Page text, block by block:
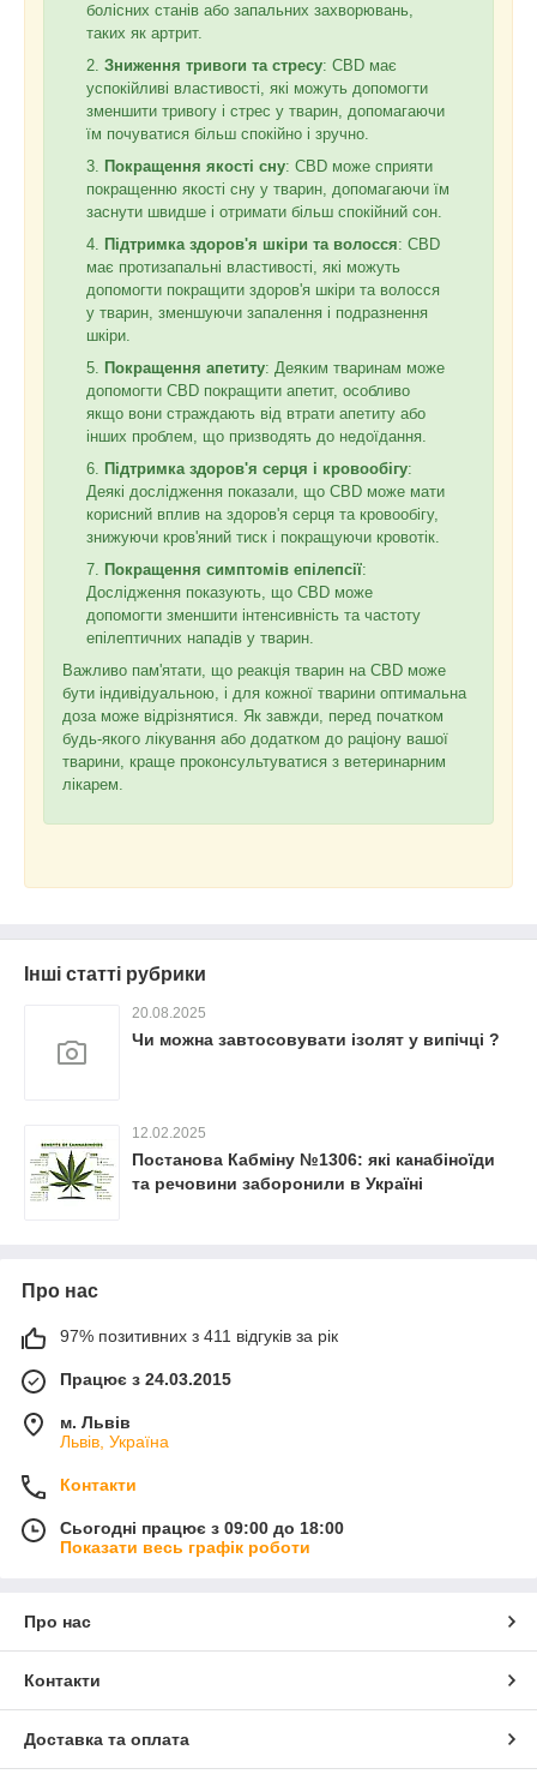
болісних станів або запальних захворювань,
таких як артрит.
Зниження тривоги та стресу: CBD має
успокійливі властивості, які можуть допомогти
зменшити тривогу і стрес у тварин, допомагаючи
їм почуватися більш спокійно і зручно.
Покращення якості сну: CBD може сприяти
покращенню якості сну у тварин, допомагаючи їм
заснути швидше і отримати більш спокійний сон.
Підтримка здоров'я шкіри та волосся: CBD
має протизапальні властивості, які можуть
допомогти покращити здоров'я шкіри та волосся
у тварин, зменшуючи запалення і подразнення
шкіри.
Покращення апетиту: Деяким тваринам може
допомогти CBD покращити апетит, особливо
якщо вони страждають від втрати апетиту або
інших проблем, що призводять до недоїдання.
Підтримка здоров'я серця і кровообігу:
Деякі дослідження показали, що CBD може мати
корисний вплив на здоров'я серця та кровообігу,
знижуючи кров'яний тиск і покращуючи кровотік.
Покращення симптомів епілепсії:
Дослідження показують, що CBD може
допомогти зменшити інтенсивність та частоту
епілептичних нападів у тварин.
Важливо пам'ятати, що реакція тварин на CBD може
бути індивідуальною, і для кожної тварини оптимальна
доза може відрізнятися. Як завжди, перед початком
будь-якого лікування або додатком до раціону вашої
тварини, краще проконсультуватися з ветеринарним
лікарем.
Інші статті рубрики
20.08.2025
Чи можна завтосовувати ізолят у випічці ?
12.02.2025
Постанова Кабміну №1306: які канабіноїди
та речовини заборонили в Україні
Про нас
97% позитивних з 411 відгуків за рік
Працює з 24.03.2015
м. Львів
Львів, Україна
Контакти
Сьогодні працює з 09:00 до 18:00
Показати весь графік роботи
Про нас
Контакти
Доставка та оплата